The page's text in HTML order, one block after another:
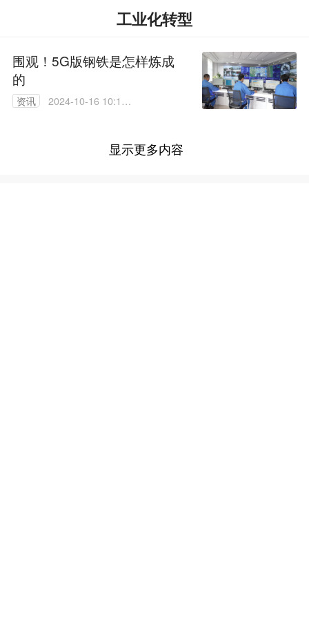
工业化转型
围观！5G版钢铁是怎样炼成
的
资讯
2024-10-16 10:10:
显示更多内容